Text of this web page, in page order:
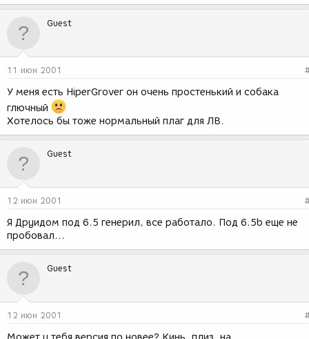
Guest
11 июн 2001
У меня есть HiperGrover он очень простенький и собака
глючный
Хотелось бы тоже нормальный плаг для ЛВ.
Guest
12 июн 2001
Я Друидом под 6.5 генерил, все работало. Под 6.5b еще не
пробовал...
Guest
12 июн 2001